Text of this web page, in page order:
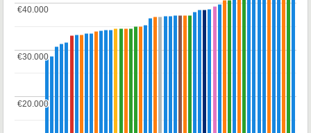
€20.000
€20.000
€30.000
€30.000
€40.000
€40.000